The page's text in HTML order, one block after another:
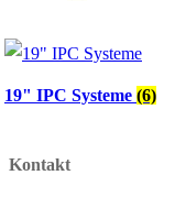
19" IPC Systeme (6)
Kontakt